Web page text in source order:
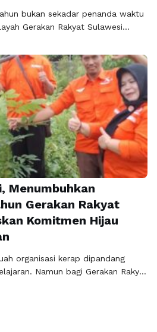
bukan sekadar penanda waktu
Gerakan Rakyat Sulawesi
memastikan bahwa perjuangan
tidak berhenti pada wacana.
energi,
memperjelas langkah ke depan
benar menjelma dalam …
Menumbuhkan
Gerakan Rakyat
Komitmen Hijau
organisasi kerap dipandang
Namun bagi Gerakan Rakyat
sekadar perayaan administratif,